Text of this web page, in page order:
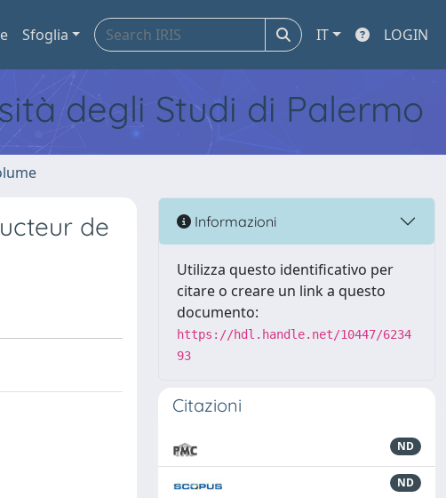
Sfoglia IT LOGIN
degli Studi di Palermo
de
Informazioni
Utilizza questo identificativo per
citare o creare un link a questo
documento:
https://hdl.handle.net/10447/6234
93
Citazioni
ND
ND